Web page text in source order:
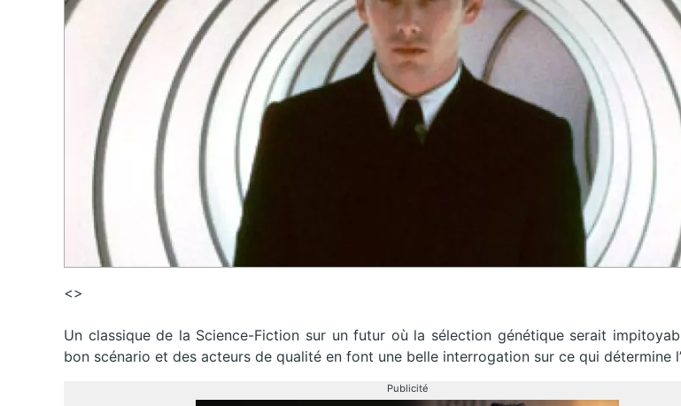
<>
Un classique de la Science-Fiction sur un futur où la sélection génétique serait
bon scénario et des acteurs de qualité en font une belle interrogation sur ce qui détermine
Publicité